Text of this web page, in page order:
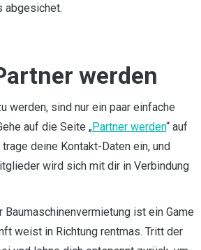
abgesichet.
werden
werden, sind nur ein paar einfache
auf die Seite „Partner werden“ auf
deine Kontakt-Daten ein, und
wird sich mit dir in Verbindung
ist ein Game
weist in Richtung rentmas. Tritt der